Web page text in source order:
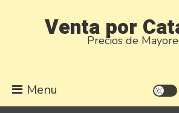
Venta por
Precios de
Menu